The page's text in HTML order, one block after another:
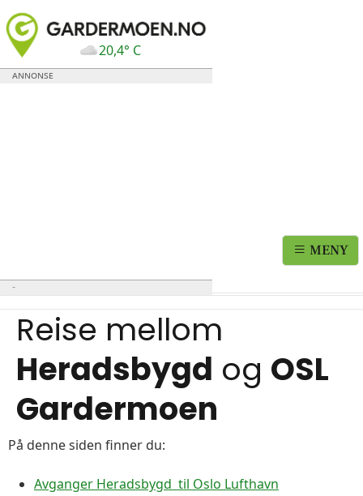
20,4° C
MENY
Reise mellom
Heradsbygd og OSL
Gardermoen
På denne siden finner du:
Avganger Heradsbygd til Oslo Lufthavn